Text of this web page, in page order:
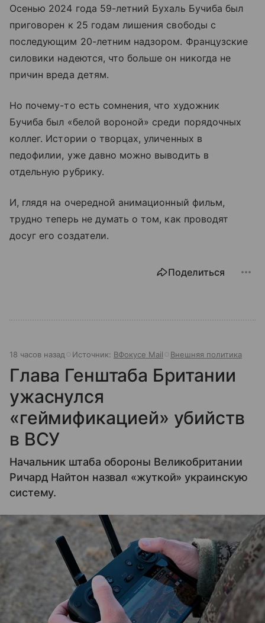
Осенью 2024 года 59-летний Бухаль Бучиба был
приговорен к 25 годам лишения свободы с
последующим 20-летним надзором. Французские
силовики надеются, что больше он никогда не
причин вреда детям.
Но почему-то есть сомнения, что художник
Бучиба был «белой вороной» среди порядочных
коллег. Истории о творцах, уличенных в
педофилии, уже давно можно выводить в
отдельную рубрику.
И, глядя на очередной анимационный фильм,
трудно теперь не думать о том, как проводят
досуг его создатели.
Поделиться
18 часов назад Источник: ВФокусе Mail Внешняя политика
Глава Генштаба Британии
ужаснулся
«геймификацией» убийств
в ВСУ
Начальник штаба обороны Великобритании
Ричард Найтон назвал «жуткой» украинскую
систему.